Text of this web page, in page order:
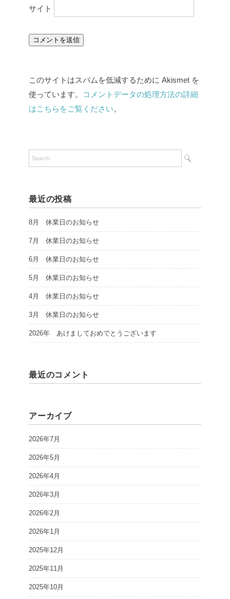
サイト
このサイトはスパムを低減するために Akismet を
使っています。
コメントデータの処理方法の詳細
はこちらをご覧ください。
最近の投稿
8月 休業日のお知らせ
7月 休業日のお知らせ
6月 休業日のお知らせ
5月 休業日のお知らせ
4月 休業日のお知らせ
3月 休業日のお知らせ
2026年 あけましておめでとうございます
最近のコメント
アーカイブ
2026年7月
2026年5月
2026年4月
2026年3月
2026年2月
2026年1月
2025年12月
2025年11月
2025年10月